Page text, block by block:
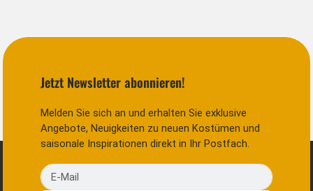
Jetzt Newsletter abonnieren!
Melden Sie sich an und erhalten Sie exklusive
Angebote, Neuigkeiten zu neuen Kostümen und
saisonale Inspirationen direkt in Ihr Postfach.
E-Mail